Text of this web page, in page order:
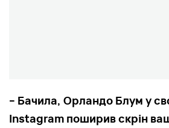
– Бачила, Орландо Блум у
Instagram поширив скрін